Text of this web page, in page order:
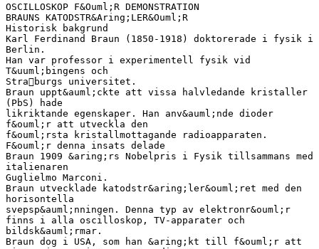
OSCILLOSKOP F&Ouml;R DEMONSTRATION
BRAUNS KATODSTR&Aring;LER&Ouml;R
Historisk bakgrund
Karl Ferdinand Braun (1850-1918) doktorerade i fysik i
Berlin.
Han var professor i experimentell fysik vid
T&uuml;bingens och
Straburgs universitet.
Braun uppt&auml;ckte att vissa halvledande kristaller
(PbS) hade
likriktande egenskaper. Han anv&auml;nde dioder
f&ouml;r att utveckla den
f&ouml;rsta kristallmottagande radioapparaten.
F&ouml;r denna insats delade
Braun 1909 &aring;rs Nobelpris i Fysik tillsammans med
italienaren
Guglielmo Marconi.
Braun utvecklade katodstr&aring;ler&ouml;ret med den
horisontella
svepsp&auml;nningen. Denna typ av elektronr&ouml;r
finns i alla oscilloskop, TV-apparater och
bildsk&auml;rmar.
Braun dog i USA, som han &aring;kt till f&ouml;r att